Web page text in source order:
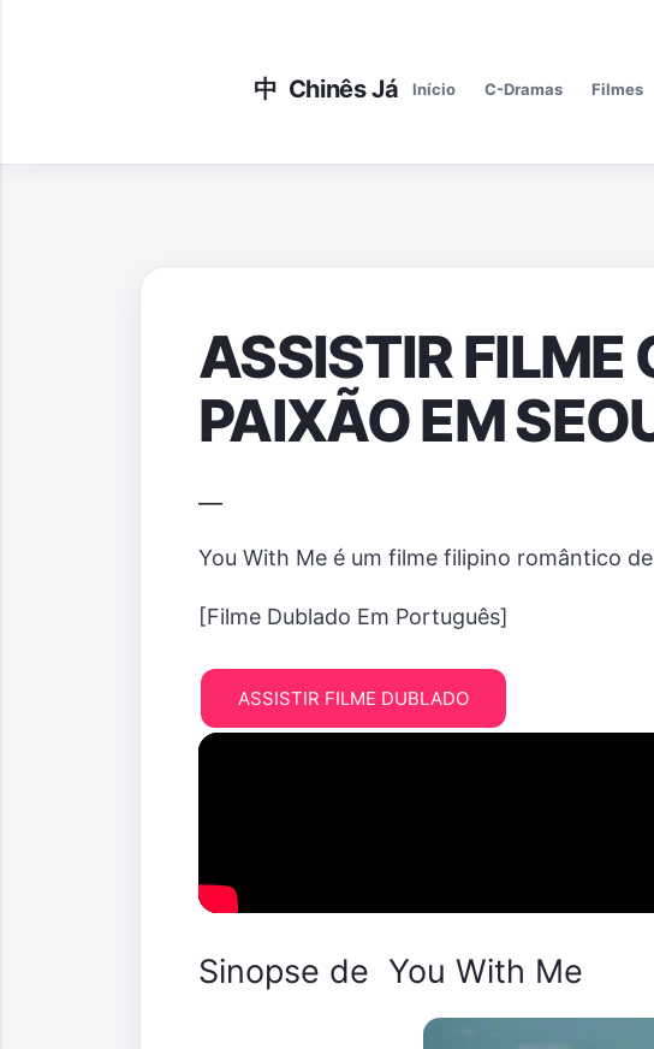
Início C-Dramas Filmes
ASSISTIR
PAIXÃO EM
You With Me é um filme filipino romântico de
[Filme Dublado Em Português]
ASSISTIR FILME DUBLADO
Sinopse de You With Me